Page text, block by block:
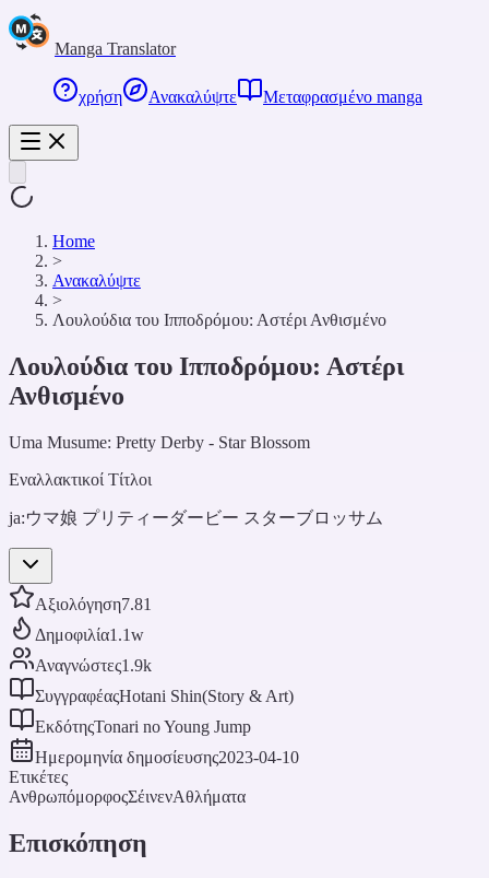
Manga Translator
χρήση Ανακαλύψτε Μεταφρασμένο manga
Home
>
Ανακαλύψτε
>
Λουλούδια του Ιπποδρόμου: Αστέρι Ανθισμένο
Λουλούδια του Ιπποδρόμου: Αστέρι
Ανθισμένο
Uma Musume: Pretty Derby - Star Blossom
Εναλλακτικοί Τίτλοι
ja:ウマ娘 プリティーダービー スターブロッサム
Αξιολόγηση7.81
Δημοφιλία1.1w
Αναγνώστες1.9k
ΣυγγραφέαςHotani Shin(Story & Art)
ΕκδότηςTonari no Young Jump
Ημερομηνία δημοσίευσης2023-04-10
Ετικέτες
ΑνθρωπόμορφοςΣέινενΑθλήματα
Επισκόπηση